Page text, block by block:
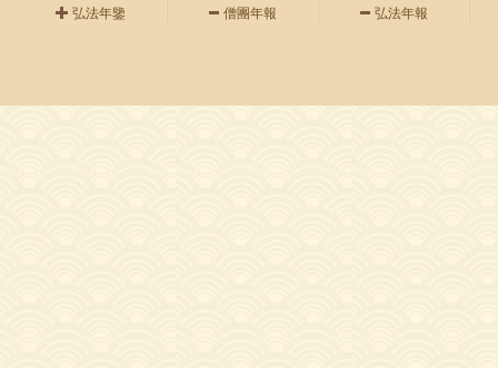
弘法年鑒
僧團年報
弘法年報